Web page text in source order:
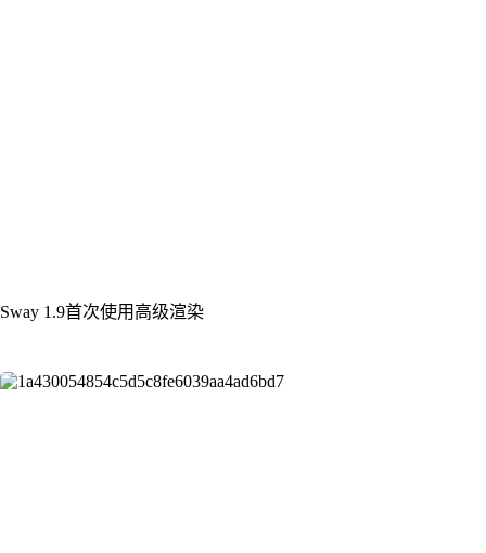
Sway 1.9首次使用高级渲染